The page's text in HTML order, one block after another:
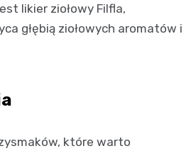
likier ziołowy Filfla,
głębią ziołowych aromatów i
które warto